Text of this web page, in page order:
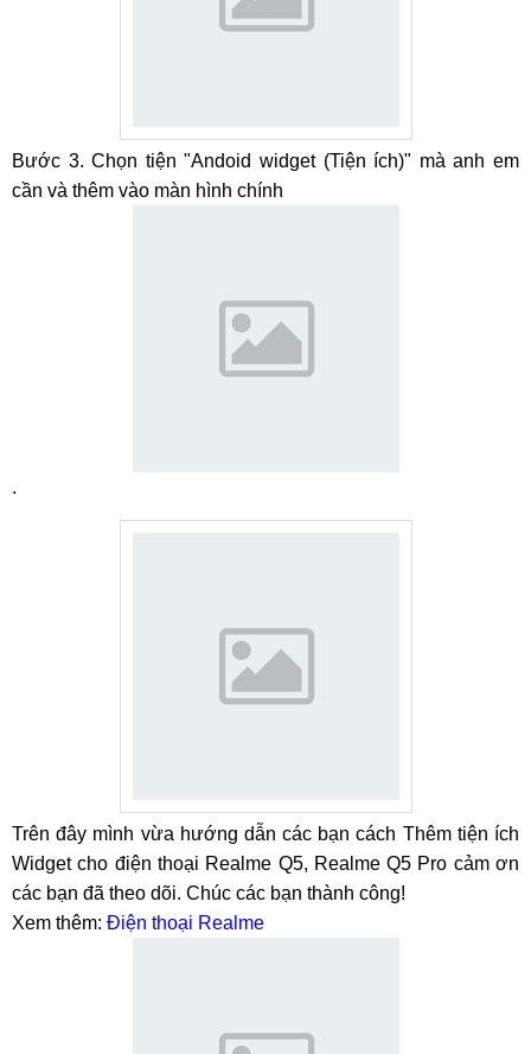
Bước 3. Chọn tiện "Andoid widget (Tiện ích)" mà anh em
cần và thêm vào màn hình chính
.
Trên đây mình vừa hướng dẫn các bạn cách Thêm tiện ích
Widget cho điện thoại Realme Q5, Realme Q5 Pro cảm ơn
các bạn đã theo dõi. Chúc các bạn thành công!
Xem thêm: Điện thoại Realme